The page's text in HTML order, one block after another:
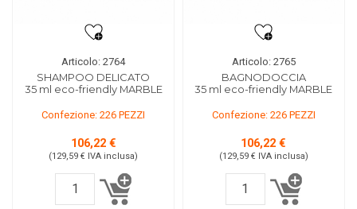
Articolo: 2764
SHAMPOO DELICATO
35 ml eco-friendly MARBLE
Confezione: 226 PEZZI
106,22 €
(129,59 € IVA inclusa)
Articolo: 2765
BAGNODOCCIA
35 ml eco-friendly MARBLE
Confezione: 226 PEZZI
106,22 €
(129,59 € IVA inclusa)